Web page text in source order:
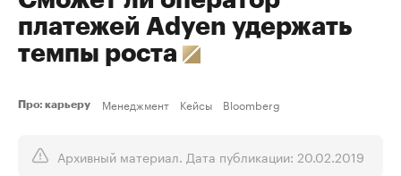
платежей Adyen удержать
темпы роста
Про: карьеру Менеджмент Кейсы Bloomberg
Архивный материал. Дата публикации: 20.02.2019